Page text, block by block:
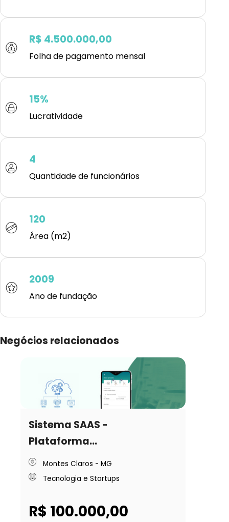
R$ 4.500.000,00
Folha de pagamento mensal
15%
Lucratividade
4
Quantidade de funcionários
120
Área (m2)
2009
Ano de fundação
Negócios relacionados
Sistema SAAS -
Plataforma...
Montes Claros - MG
Tecnologia e Startups
R$ 100.000,00